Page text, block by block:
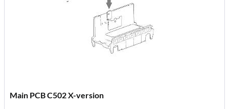
Main PCB C502 X-version